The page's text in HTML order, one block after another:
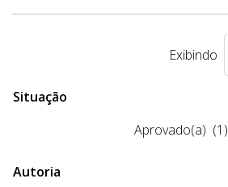
Exibindo
Situação
Aprovado(a) (1)
Autoria